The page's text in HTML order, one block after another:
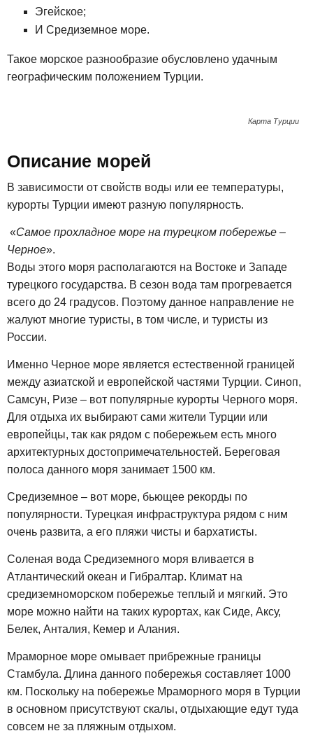
Эгейское;
И Средиземное море.
Такое морское разнообразие обусловлено удачным
географическим положением Турции.
Карта Турции
Описание морей
В зависимости от свойств воды или ее температуры,
курорты Турции имеют разную популярность.
«Самое прохладное море на турецком побережье –
Черное».
Воды этого моря располагаются на Востоке и Западе
турецкого государства. В сезон вода там прогревается
всего до 24 градусов. Поэтому данное направление не
жалуют многие туристы, в том числе, и туристы из
России.
Именно Черное море является естественной границей
между азиатской и европейской частями Турции. Синоп,
Самсун, Ризе – вот популярные курорты Черного моря.
Для отдыха их выбирают сами жители Турции или
европейцы, так как рядом с побережьем есть много
архитектурных достопримечательностей. Береговая
полоса данного моря занимает 1500 км.
Средиземное – вот море, бьющее рекорды по
популярности. Турецкая инфраструктура рядом с ним
очень развита, а его пляжи чисты и бархатисты.
Соленая вода Средиземного моря вливается в
Атлантический океан и Гибралтар. Климат на
средиземноморском побережье теплый и мягкий. Это
море можно найти на таких курортах, как Сиде, Аксу,
Белек, Анталия, Кемер и Алания.
Мраморное море омывает прибрежные границы
Стамбула. Длина данного побережья составляет 1000
км. Поскольку на побережье Мраморного моря в Турции
в основном присутствуют скалы, отдыхающие едут туда
совсем не за пляжным отдыхом.